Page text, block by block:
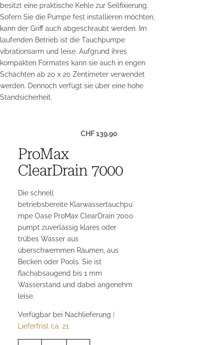
besitzt eine praktische Kehle zur Seilfixierung.
Sofern Sie die Pumpe fest installieren möchten,
kann der Griff auch abgeschraubt werden. Im
laufenden Betrieb ist die Tauchpumpe
vibrationsarm und leise. Aufgrund ihres
kompakten Formates kann sie auch in engen
Schächten ab 20 x 20 Zentimeter verwendet
werden. Dennoch verfügt sie über eine hohe
Standsicherheit.
CHF139.90
ProMax
ClearDrain 7000
Die schnell
betriebsbereite Klarwassertauchpu
mpe Oase ProMax ClearDrain 7000
pumpt zuverlässig klares oder
trübes Wasser aus
überschwemmen Räumen, aus
Becken oder Pools. Sie ist
flachabsaugend bis 1 mm
Wasserstand und dabei angenehm
leise.
Verfügbar bei Nachlieferung
Lieferfrist ca. 21